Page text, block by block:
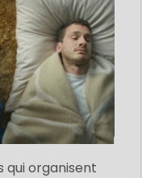
qui organisent